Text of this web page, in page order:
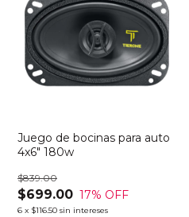
Juego de bocinas para auto
4x6" 180w
$699.00
$839.00
17% OFF
6 x $116.50 sin intereses